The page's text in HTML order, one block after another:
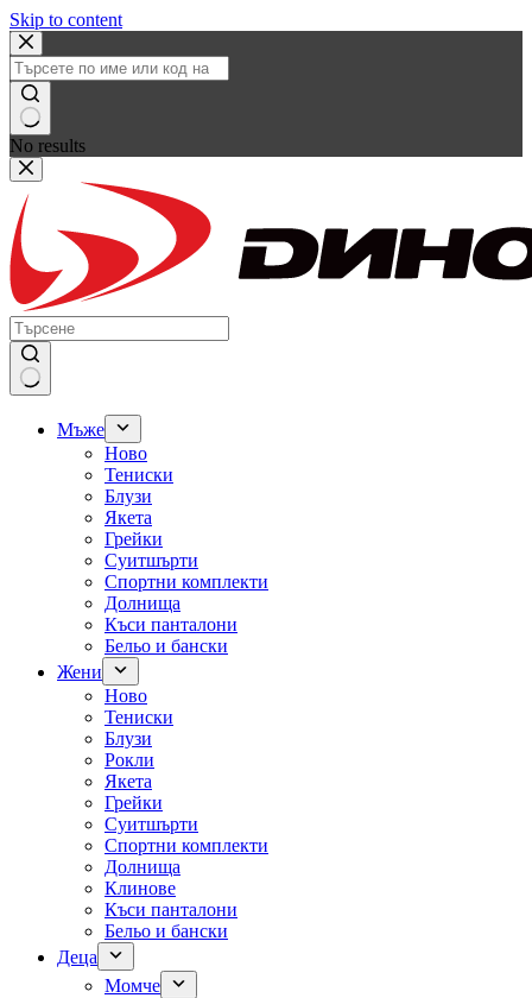
Skip to content
No results
Мъже
Ново
Тениски
Блузи
Якета
Грейки
Суитшърти
Спортни комплекти
Долнища
Къси панталони
Бельо и бански
Жени
Ново
Тениски
Блузи
Рокли
Якета
Грейки
Суитшърти
Спортни комплекти
Долнища
Клинове
Къси панталони
Бельо и бански
Деца
Момче